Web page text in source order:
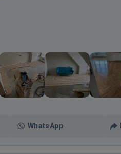
WhatsApp